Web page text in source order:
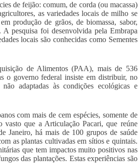
de feijão: comum, de corda (ou macassa)
as variedades locais de milho se
produção de grãos, de biomassa, sabor,
A pesquisa foi desenvolvida pela Embrapa
locais são conhecidas como Sementes
de Alimentos (PAA), mais de 536
o governo federal insiste em distribuir, no
adaptadas às condições ecológicas e
com mais de cem espécies, somente de
vasto que a Articulação Pacari, que reúne
Janeiro, há mais de 100 grupos de saúde
as plantas cultivadas em sítios e quintais.
que tem impactos muito positivos nas
das plantações. Estas experiências são